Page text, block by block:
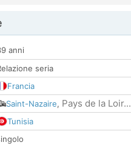
anni
seria
Francia
Saint-Nazaire, Pays de la Loir...
Tunisia